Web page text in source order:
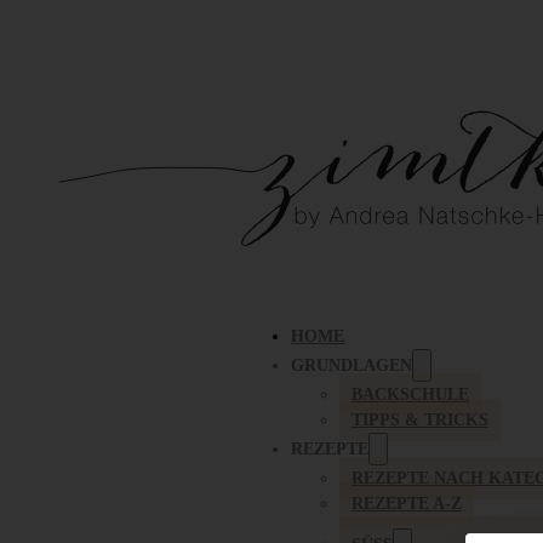
HOME
GRUNDLAGEN
BACKSCHULE
TIPPS & TRICKS
REZEPTE
REZEPTE NACH
REZEPTE A-Z